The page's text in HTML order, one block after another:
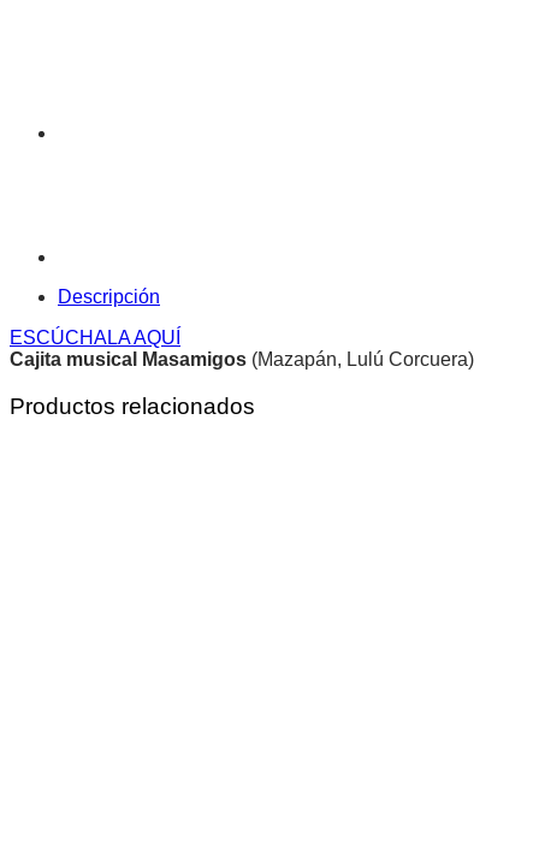
Descripción
ESCÚCHALA AQUÍ
Cajita musical Masamigos (Mazapán, Lulú Corcuera)
Productos relacionados